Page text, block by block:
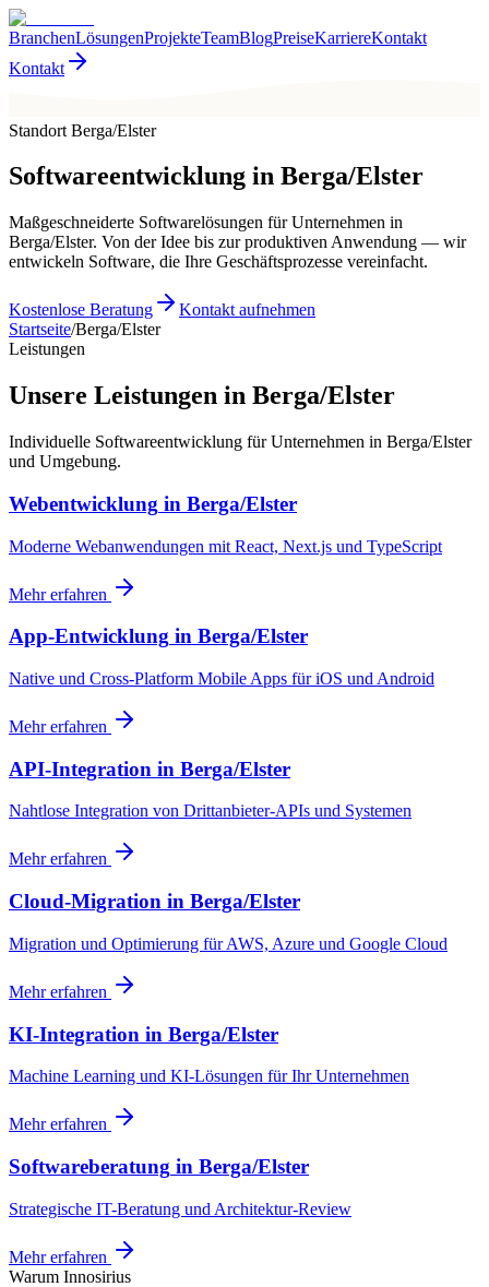
BranchenLösungenProjekteTeamBlogPreiseKarriereKontakt
Kontakt
Standort Berga/Elster
Softwareentwicklung in Berga/Elster
Maßgeschneiderte Softwarelösungen für Unternehmen in
Berga/Elster. Von der Idee bis zur produktiven Anwendung — wir
entwickeln Software, die Ihre Geschäftsprozesse vereinfacht.
Kostenlose Beratung
Kontakt aufnehmen
Startseite/Berga/Elster
Leistungen
Unsere Leistungen in Berga/Elster
Individuelle Softwareentwicklung für Unternehmen in Berga/Elster
und Umgebung.
Webentwicklung in Berga/Elster
Moderne Webanwendungen mit React, Next.js und TypeScript
Mehr erfahren
App-Entwicklung in Berga/Elster
Native und Cross-Platform Mobile Apps für iOS und Android
Mehr erfahren
API-Integration in Berga/Elster
Nahtlose Integration von Drittanbieter-APIs und Systemen
Mehr erfahren
Cloud-Migration in Berga/Elster
Migration und Optimierung für AWS, Azure und Google Cloud
Mehr erfahren
KI-Integration in Berga/Elster
Machine Learning und KI-Lösungen für Ihr Unternehmen
Mehr erfahren
Softwareberatung in Berga/Elster
Strategische IT-Beratung und Architektur-Review
Mehr erfahren
Warum Innosirius